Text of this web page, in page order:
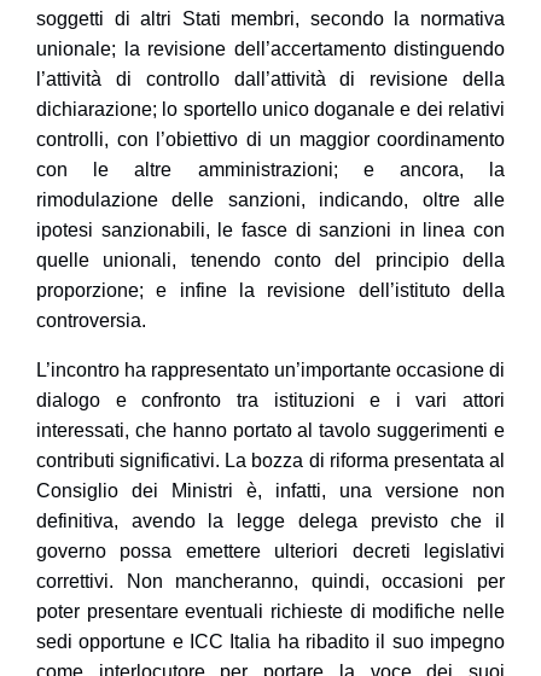
soggetti di altri Stati membri, secondo la normativa
unionale; la revisione dell’accertamentodistinguendo
l’attività di controllo dall’attività di revisione della
dichiarazione; lo sportello unico doganale e dei relativi
controlli, con l’obiettivo di un maggior coordinamento
con le altre amministrazioni; e ancora, la
rimodulazione delle sanzioni, indicando, oltre alle
ipotesi sanzionabili, le fasce di sanzioni in linea con
quelle unionali, tenendo conto del principio della
proporzione; e infine la revisione dell’istituto della
controversia.
L’incontro ha rappresentato un’importante occasione di
dialogo e confronto tra istituzioni e i vari attori
interessati, che hanno portato al tavolo suggerimenti e
contributi significativi. La bozza di riforma presentata al
Consiglio dei Ministri è, infatti, una versione non
definitiva, avendo la legge delega previsto che il
governo possa emettere ulteriori decreti legislativi
correttivi. Non mancheranno, quindi, occasioni per
poter presentare eventuali richieste di modifiche nelle
sedi opportune e ICC Italia ha ribadito il suo impegno
come interlocutore per portare la voce dei suoi